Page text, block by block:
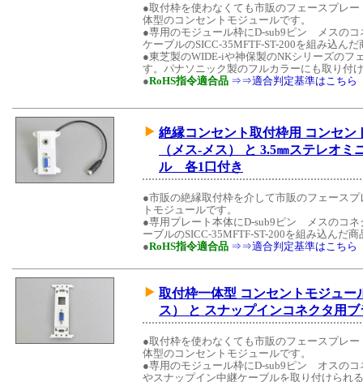
●取付枠を使わなくても市販のフェースプレ
体型のコンセントモジュールです。
●専用のモジュール枠にD-sub9ピン メスの
ケーブルのSICC-35MFTF-ST-200を組み込ん
●東芝製のWIDE-iや神保製のNKシリーズのフ
す。パナソニック製のフルカラーにも取り付
●RoHS指令適合品 ⇒⇒適合判定基準はこちら
絶縁コンセント取付枠用 コンセン
（メス-メス） と 3.5㎜ステレオ
ル 各1口付き
●市販の絶縁取付枠を介して市販のフェース
トモジュールです。
●専用プレート本体にD-sub9ピン メスのコ
ーブルのSICC-35MFTF-ST-200を組み込んだ商
●RoHS指令適合品 ⇒⇒適合判定基準はこちら
取付枠一体型 コンセントモジュー
ス） と スナップインコネクタ用
●取付枠を使わなくても市販のフェースプレ
体型のコンセントモジュールです。
●専用のモジュール枠にD-sub9ピン オスの
やスナップイン中継ケーブルを取り付けられ